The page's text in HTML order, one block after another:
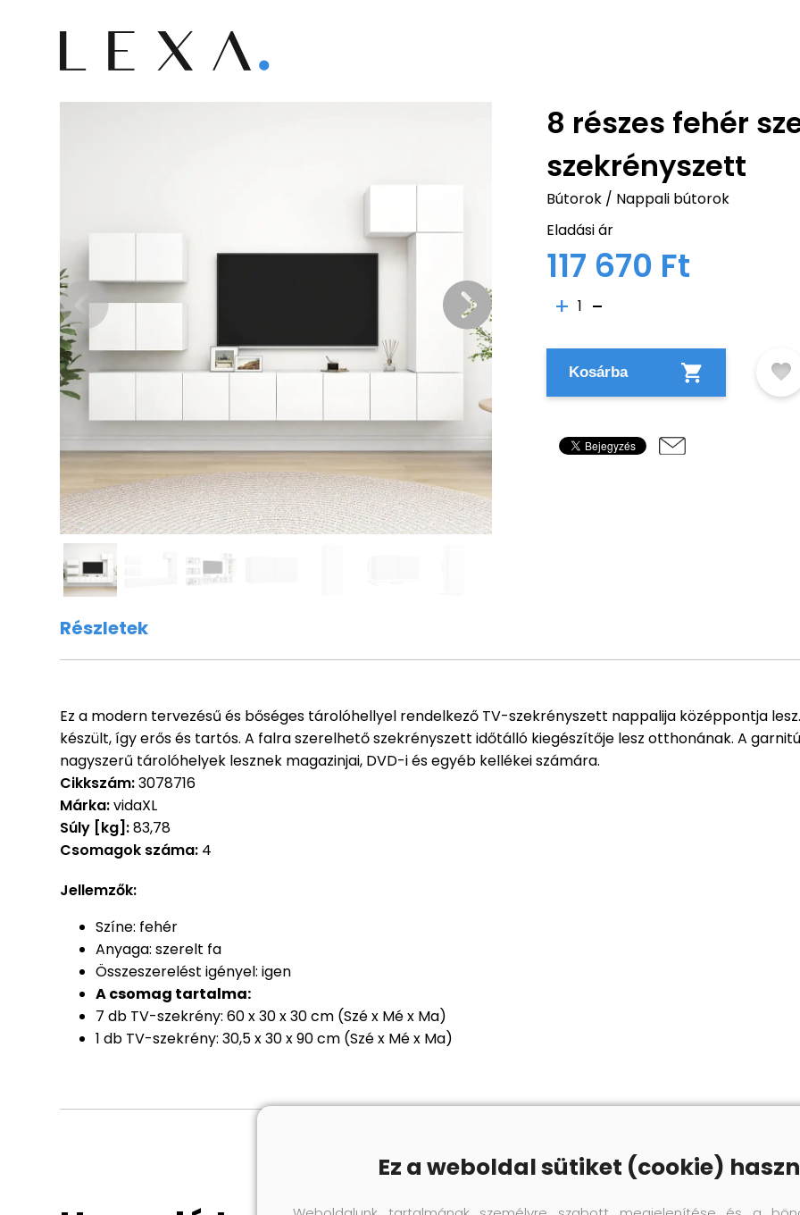
8 részes fehér
szekrényszett
Bútorok/ Nappali bútorok
Eladási ár
117 670 Ft
1
Kosárba
Részletek
Ez a modern tervezésű és bőséges tárolóhellyel rendelkező TV-szekrényszett nappalija középpontja
készült, így erős és tartós. A falra szerelhető szekrényszett időtálló kiegészítője lesz otthonának. A
nagyszerű tárolóhelyek lesznek magazinjai, DVD-i és egyéb kellékei számára.
Cikkszám:3078716
Márka:vidaXL
Súly [kg]:83,78
Csomagok száma: 4
Jellemzők:
Színe: fehér
Anyaga: szerelt fa
Összeszerelést igényel: igen
A csomag tartalma:
7 db TV-szekrény: 60 x 30 x 30 cm (Szé x Mé x Ma)
1 db TV-szekrény: 30,5 x 30 x 90 cm (Szé x Mé x Ma)
Ez a weboldal sütiket (cookie)